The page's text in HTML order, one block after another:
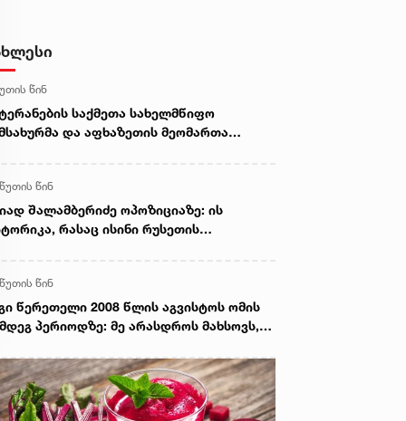
წინ
საქმეთა სახელმწიფო
და აფხაზეთის მეომართა
წინ
შალამბერიძე ოპოზიციაზე: ის
რასაც ისინი რუსეთის
ფარგლებს გარედან არის
წინ
წერეთელი 2008 წლის აგვისტოს ომის
პერიოდზე: მე არასდროს მახსოვს,
რომ გამოირჩეოდა ვინმე
მიმართ